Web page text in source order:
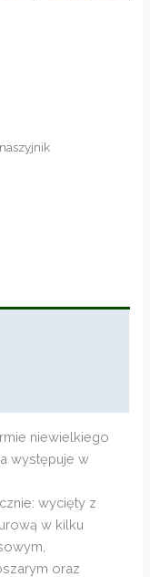
niewielkiego
występuje w
wycięty z
w kilku
oraz